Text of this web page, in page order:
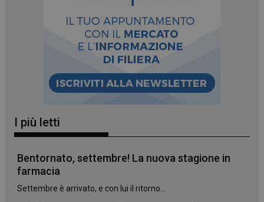
I più letti
Bentornato, settembre! La nuova stagione in
farmacia
Settembre è arrivato, e con lui il ritorno...